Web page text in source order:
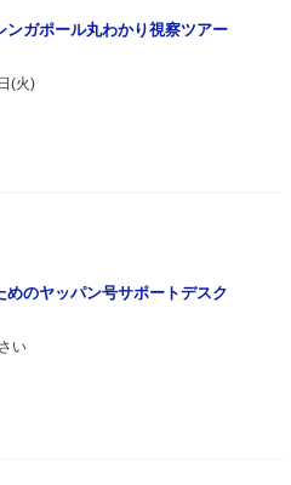
ガポール丸わかり視察ツアー
(火)
のヤッパン号サポートデスク
い